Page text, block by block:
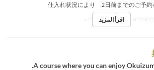
※仕入れ状
وجبات العشاء حد الطلب
اقرأ المزيد
A course where you can enjoy